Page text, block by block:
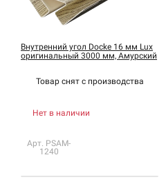
Внутренний угол Docke 16 мм Lux
оригинальный 3000 мм, Амурский
Товар снят с производства
Нет в наличии
Арт. PSAM-
1240